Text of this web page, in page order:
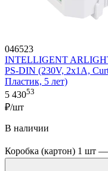
046523
INTELLIGENT
PS-DIN (230V, 2x1A,
Пластик, 5 лет)
5 43053
₽/шт
В наличии
Коробка (картон) 1 шт —